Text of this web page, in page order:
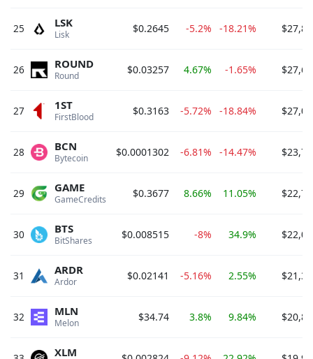
25 Lisk
LSK $0.2645 -5.2% -18.21%
26 Round
ROUND $0.03257 4.67% -1.65%
27 FirstBlood
1ST $0.3163 -5.72% -18.84%
28 Bytecoin
BCN $0.0001302 -6.81% -14.47%
29 GameCredits
GAME $0.3677 8.66% 11.05%
30 BitShares
BTS $0.008515 -8% 34.9%
31 Ardor
ARDR $0.02141 -5.16% 2.55%
32 Melon
MLN $34.74 3.8% 9.84%
XLM